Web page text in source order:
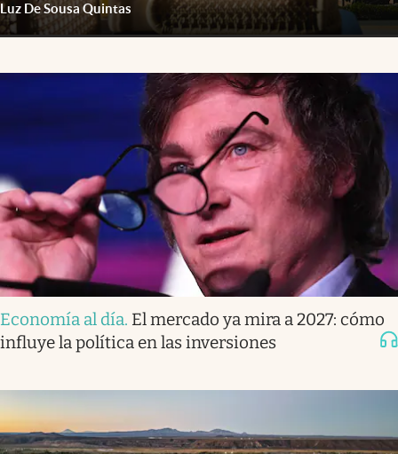
Luz De Sousa Quintas
Economía al día. El mercado ya mira a 2027: cómo
influye la política en las inversiones